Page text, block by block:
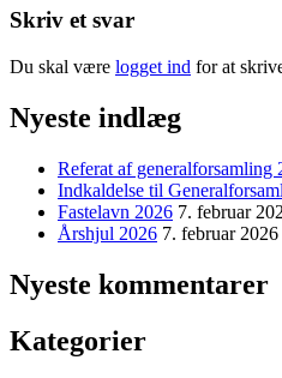
Skriv et svar
Du skal være logget ind for at
Nyeste indlæg
Referat af generalforsamling
Indkaldelse til
Fastelavn 2026 7. februar
Årshjul 2026 7. februar 2026
Nyeste kommentarer
Kategorier